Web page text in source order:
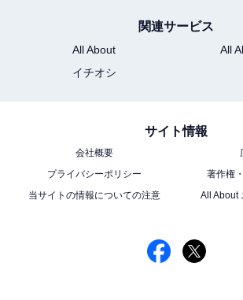
関連サービス
All About
All
イチオシ
サイト情報
会社概要
プライバシーポリシー
著作権
当サイトの情報についての注意
All About